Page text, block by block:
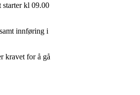
kl 09.00
innføring i
kravet for å gå